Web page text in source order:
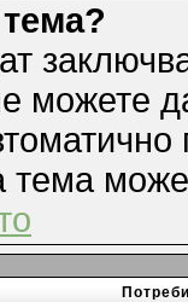
можете
тема